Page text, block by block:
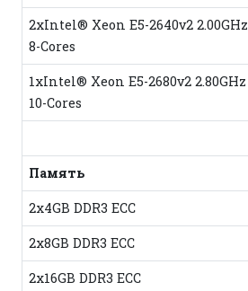
2xIntel® Xeon E5-2640v2 2.00GHz
8-Cores
1xIntel® Xeon E5-2680v2 2.80GHz
10-Cores
Память
2x4GB DDR3 ECC
2x8GB DDR3 ECC
2x16GB DDR3 ECC